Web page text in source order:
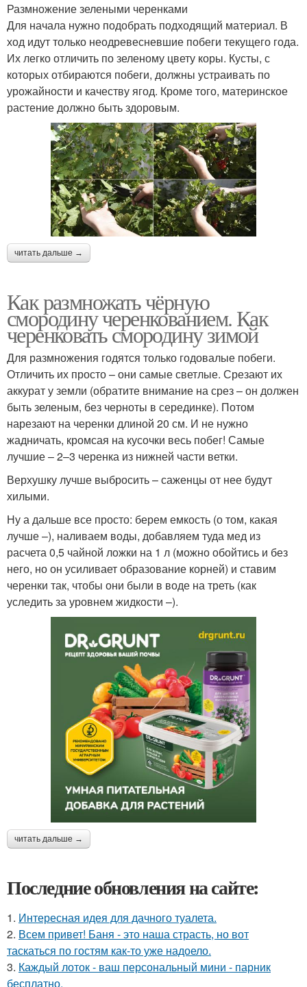
Размножение зелеными черенками
Для начала нужно подобрать подходящий материал. В
ход идут только неодревесневшие побеги текущего года.
Их легко отличить по зеленому цвету коры. Кусты, с
которых отбираются побеги, должны устраивать по
урожайности и качеству ягод. Кроме того, материнское
растение должно быть здоровым.
читать дальше →
Как размножать чёрную
смородину черенкованием. Как
черенковать смородину зимой
Для размножения годятся только годовалые побеги.
Отличить их просто – они самые светлые. Срезают их
аккурат у земли (обратите внимание на срез – он должен
быть зеленым, без черноты в серединке). Потом
нарезают на черенки длиной 20 см. И не нужно
жадничать, кромсая на кусочки весь побег! Самые
лучшие – 2–3 черенка из нижней части ветки.
Верхушку лучше выбросить – саженцы от нее будут
хилыми.
Ну а дальше все просто: берем емкость (о том, какая
лучше –), наливаем воды, добавляем туда мед из
расчета 0,5 чайной ложки на 1 л (можно обойтись и без
него, но он усиливает образование корней) и ставим
черенки так, чтобы они были в воде на треть (как
уследить за уровнем жидкости –).
читать дальше →
Последние обновления на сайте:
1. Интересная идея для дачного туалета.
2. Всем привет! Баня - это наша страсть, но вот
таскаться по гостям как-то уже надоело.
3. Каждый лоток - ваш персональный мини - парник
бесплатно.